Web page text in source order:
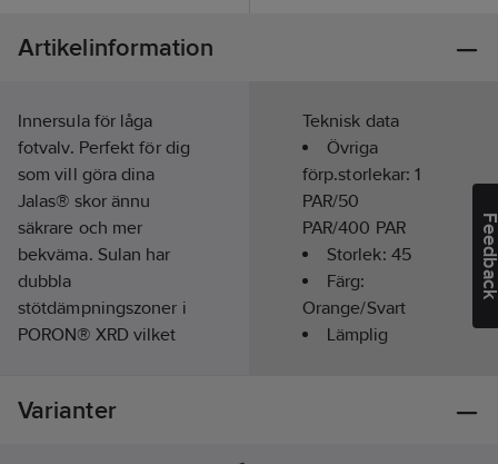
Artikelinformation
Innersula för låga
fotvalv. Perfekt för dig
som vill göra dina
Jalas® skor ännu
säkrare och mer
bekväma. Sulan har
dubbla
stötdämpningszoner i
PORON® XRD vilket
bekvämligheten. Den
Teknisk data
Övriga
förp.storlekar:1
PAR/50
PAR/400 PAR
Storlek: 45
Färg:
Orange/Svart
Lämplig
Varianter